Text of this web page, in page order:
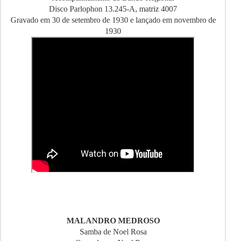
Disco Parlophon 13.245-A, matriz 4007
Gravado em 30 de setembro de 1930 e lançado em novembro de
1930
MALANDRO MEDROSO
Samba de Noel Rosa